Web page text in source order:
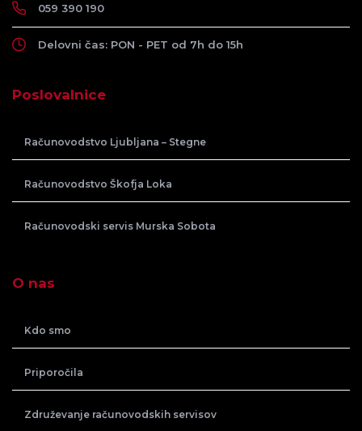
059 390 190
Delovni čas: PON - PET od 7h do 15h
Poslovalnice
Računovodstvo Ljubljana – Stegne
Računovodstvo Škofja Loka
Računovodski servis Murska Sobota
O nas
Kdo smo
Priporočila
Združevanje računovodskih servisov